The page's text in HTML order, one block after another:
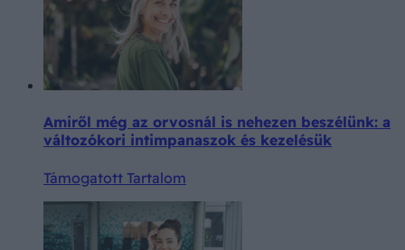
Amiről még az orvosnál is nehezen beszélünk: a
változókori intimpanaszok és kezelésük
Támogatott Tartalom